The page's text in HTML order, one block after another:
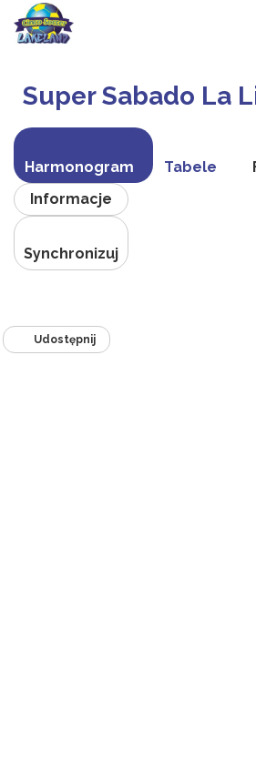
Super Sabado La
Harmonogram Tabele
Informacje
Synchronizuj
Udostępnij